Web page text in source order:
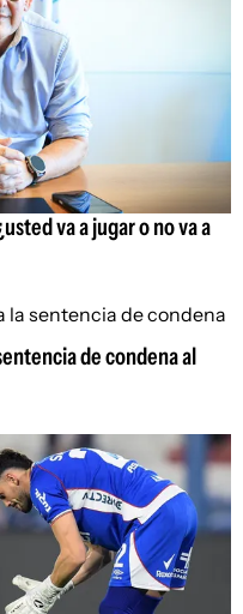
va a jugar o no va a
de condena al